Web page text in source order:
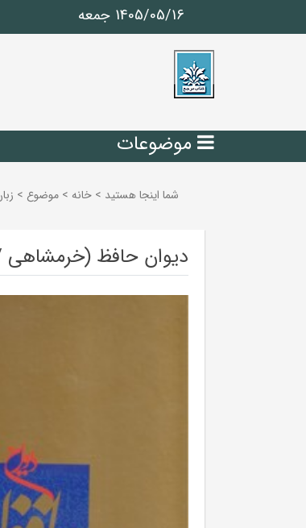
1405/05/16 جمعه
موضوعات
شما اینجا هستید > خانه > موضوع >
دیوان حافظ (خرمشاهی /